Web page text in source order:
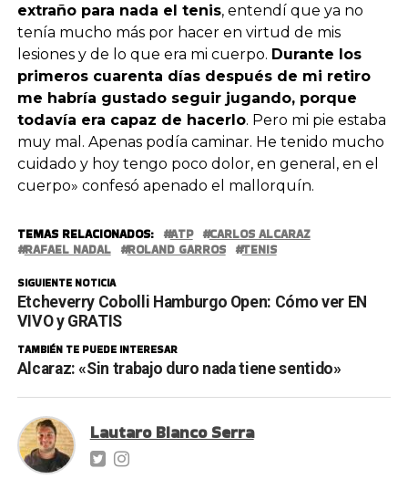
extraño para nada el tenis, entendí que ya no
tenía mucho más por hacer en virtud de mis
lesiones y de lo que era mi cuerpo. Durante los
primeros cuarenta días después de mi retiro
me habría gustado seguir jugando, porque
todavía era capaz de hacerlo. Pero mi pie estaba
muy mal. Apenas podía caminar. He tenido mucho
cuidado y hoy tengo poco dolor, en general, en el
cuerpo» confesó apenado el mallorquín.
TEMAS RELACIONADOS: ATP
CARLOS ALCARAZ
RAFAEL NADAL
ROLAND GARROS TENIS
SIGUIENTE NOTICIA
Etcheverry Cobolli Hamburgo Open: Cómo ver EN
VIVO y GRATIS
TAMBIÉN TE PUEDE INTERESAR
Alcaraz: «Sin trabajo duro nada tiene sentido»
Lautaro Bianco Serra